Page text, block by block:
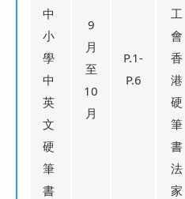
中
小
學
中
英
文
硬
筆
書
9
月
至
10
月
P.1-
P.6
工
會
香
港
硬
筆
書
法
家